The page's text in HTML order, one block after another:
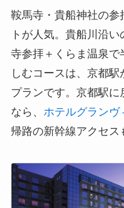
鞍馬寺・貴船神社の
トが人気。貴船川沿
寺参拝＋くらま温泉
しむコースは、京都
プランです。京都駅
なら、 ホテルグランヴ
帰路の新幹線アクセス